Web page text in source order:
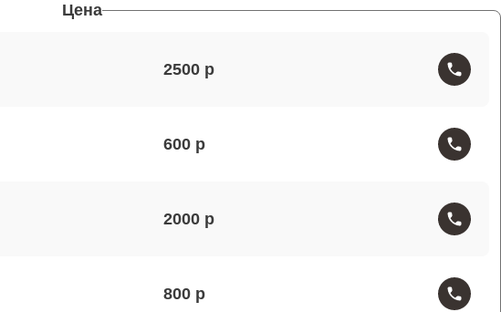
Цена
2500
600
2000
800